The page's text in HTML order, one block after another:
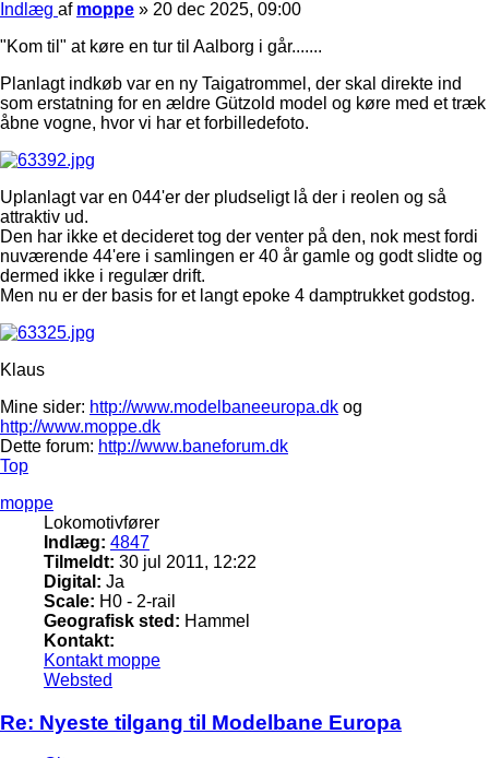
Indlæg af moppe » 20 dec 2025, 09:00
"Kom til" at køre en tur til Aalborg i går.......
Planlagt indkøb var en ny Taigatrommel, der skal direkte ind
som erstatning for en ældre Gützold model og køre med et træk
åbne vogne, hvor vi har et forbilledefoto.
Uplanlagt var en 044'er der pludseligt lå der i reolen og så
attraktiv ud.
Den har ikke et decideret tog der venter på den, nok mest fordi
nuværende 44'ere i samlingen er 40 år gamle og godt slidte og
dermed ikke i regulær drift.
Men nu er der basis for et langt epoke 4 damptrukket godstog.
Klaus
Mine sider: http://www.modelbaneeuropa.dk og
http://www.moppe.dk
Dette forum: http://www.baneforum.dk
Top
moppe
Lokomotivfører
Indlæg: 4847
Tilmeldt: 30 jul 2011, 12:22
Digital: Ja
Scale: H0 - 2-rail
Geografisk sted: Hammel
Kontakt:
Kontakt moppe
Websted
Re: Nyeste tilgang til Modelbane Europa